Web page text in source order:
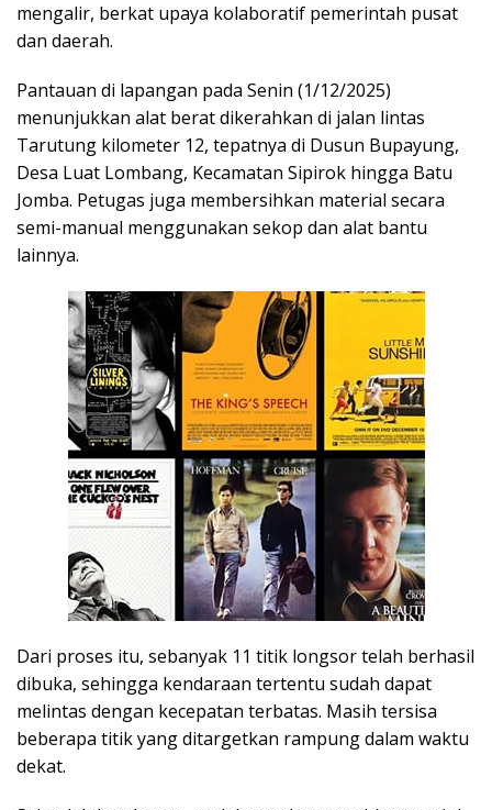
mengalir, berkat upaya kolaboratif pemerintah pusat
dan daerah.
Pantauan di lapangan pada Senin (1/12/2025)
menunjukkan alat berat dikerahkan di jalan lintas
Tarutung kilometer 12, tepatnya di Dusun Bupayung,
Desa Luat Lombang, Kecamatan Sipirok hingga Batu
Jomba. Petugas juga membersihkan material secara
semi-manual menggunakan sekop dan alat bantu
lainnya.
Dari proses itu, sebanyak 11 titik longsor telah berhasil
dibuka, sehingga kendaraan tertentu sudah dapat
melintas dengan kecepatan terbatas. Masih tersisa
beberapa titik yang ditargetkan rampung dalam waktu
dekat.